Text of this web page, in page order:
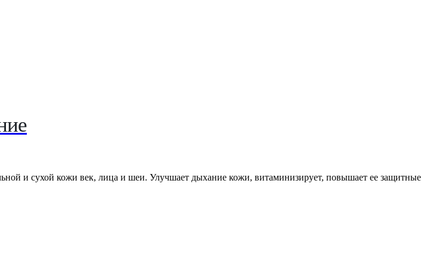
и сухой кожи век, лица и шеи. Улучшает дыхание кожи, витаминизирует, повышает ее защитные